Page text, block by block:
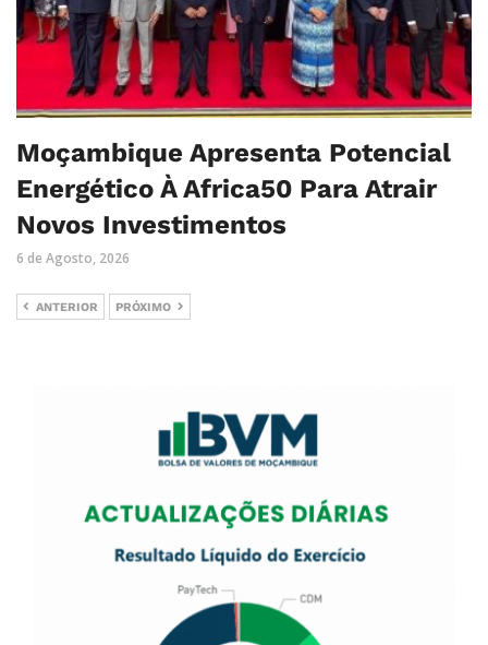
Moçambique Apresenta Potencial
Energético À Africa50 Para Atrair
Novos Investimentos
6 de Agosto, 2026
ANTERIOR PRÓXIMO